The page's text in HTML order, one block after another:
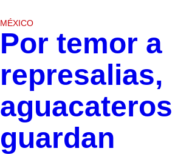
MÉXICO
Por temor a
represalias,
aguacateros
guardan